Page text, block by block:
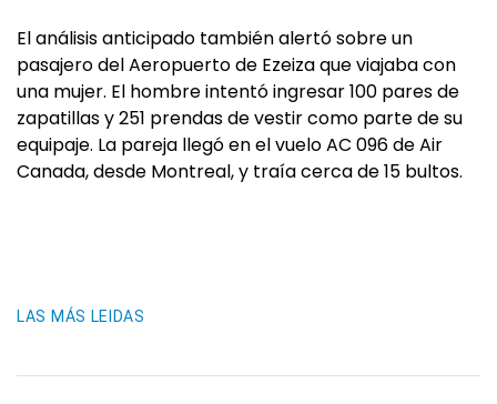
El análisis anticipado también alertó sobre un
pasajero del Aeropuerto de Ezeiza que viajaba con
una mujer. El hombre intentó ingresar 100 pares de
zapatillas y 251 prendas de vestir como parte de su
equipaje. La pareja llegó en el vuelo AC 096 de Air
Canada, desde Montreal, y traía cerca de 15 bultos.
LAS MÁS LEIDAS